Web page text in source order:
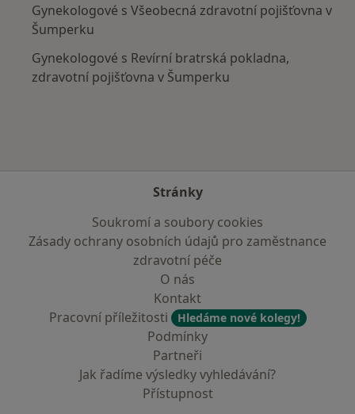
Gynekologové s Všeobecná zdravotní pojišťovna v
Šumperku
Gynekologové s Revírní bratrská pokladna,
zdravotní pojišťovna v Šumperku
Stránky
Soukromí a soubory cookies
Zásady ochrany osobních údajů pro zaměstnance
zdravotní péče
O nás
Kontakt
Pracovní příležitosti
Hledáme nové kolegy!
Podmínky
Partneři
Jak řadíme výsledky vyhledávání?
Přístupnost